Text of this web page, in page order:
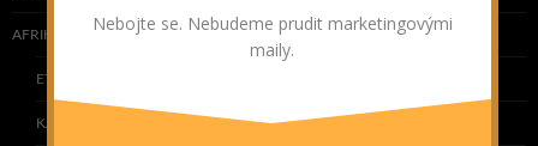
AFRIKA
ETIOPIE
KAPVERDY
Nebojte se. Nebudeme prudit marketingovými
maily.